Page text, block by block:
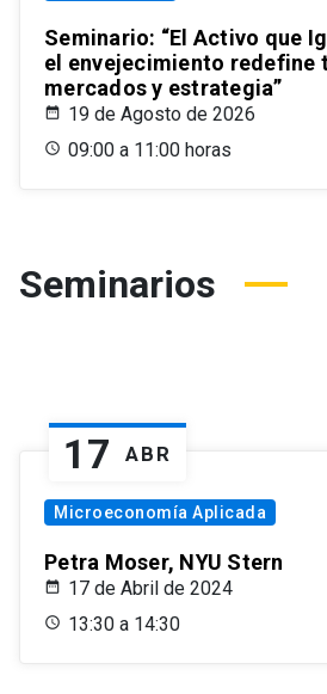
Seminario: “El Activo que
el envejecimiento redefine
mercados y estrategia”
19 de Agosto de 2026
09:00 a 11:00 horas
Seminarios
17 ABR
Microeconomía Aplicada
Petra Moser, NYU Stern
17 de Abril de 2024
13:30 a 14:30